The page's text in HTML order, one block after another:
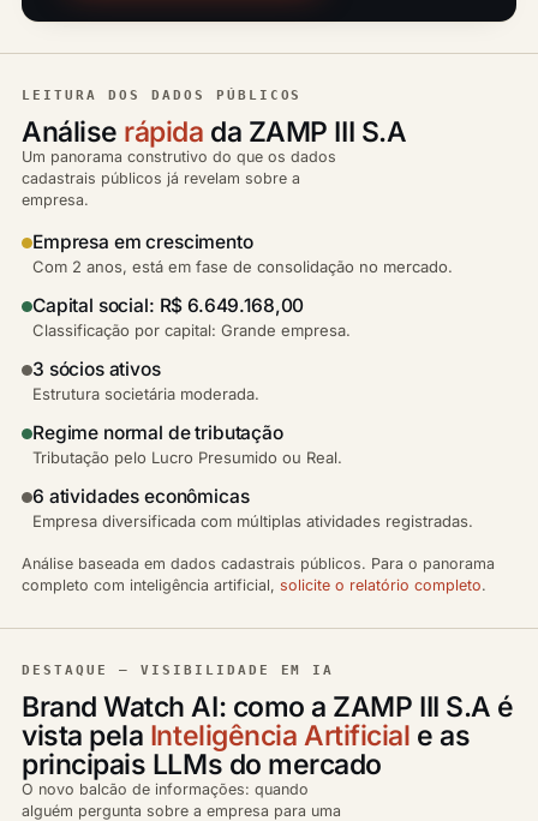
LEITURA DOS DADOS PÚBLICOS
Análise rápida da ZAMP III S.A
Um panorama construtivo do que os dados
cadastrais públicos já revelam sobre a
empresa.
Empresa em crescimento
Com 2 anos, está em fase de consolidação no mercado.
Capital social: R$ 6.649.168,00
Classificação por capital: Grande empresa.
3 sócios ativos
Estrutura societária moderada.
Regime normal de tributação
Tributação pelo Lucro Presumido ou Real.
6 atividades econômicas
Empresa diversificada com múltiplas atividades registradas.
Análise baseada em dados cadastrais públicos. Para o panorama
completo com inteligência artificial, solicite o relatório completo.
DESTAQUE — VISIBILIDADE EM IA
Brand Watch AI: como a ZAMP III S.A é
vista pela Inteligência Artificial e as
principais LLMs do mercado
O novo balcão de informações: quando
alguém pergunta sobre a empresa para uma